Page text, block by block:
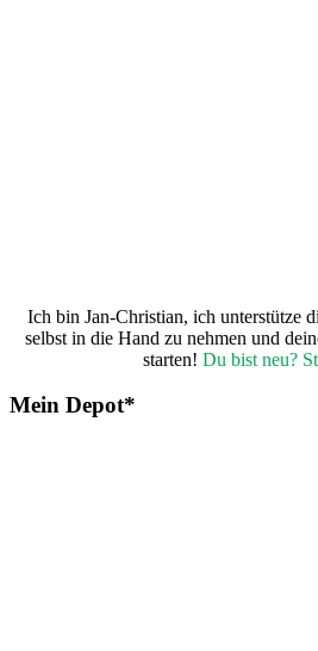
Ich bin Jan-Christian, ich unterstütze
selbst in die Hand zu nehmen und
starten! Du bist neu?
Mein Depot*